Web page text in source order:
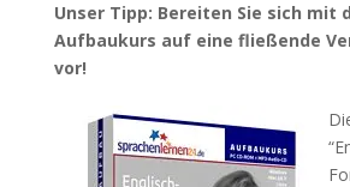
Unser Tipp: Bereiten Sie sich mit
Aufbaukurs auf eine fließende
vor!